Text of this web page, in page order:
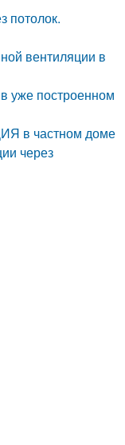
потолок.
вентиляции в
уже построенном
в частном доме
через